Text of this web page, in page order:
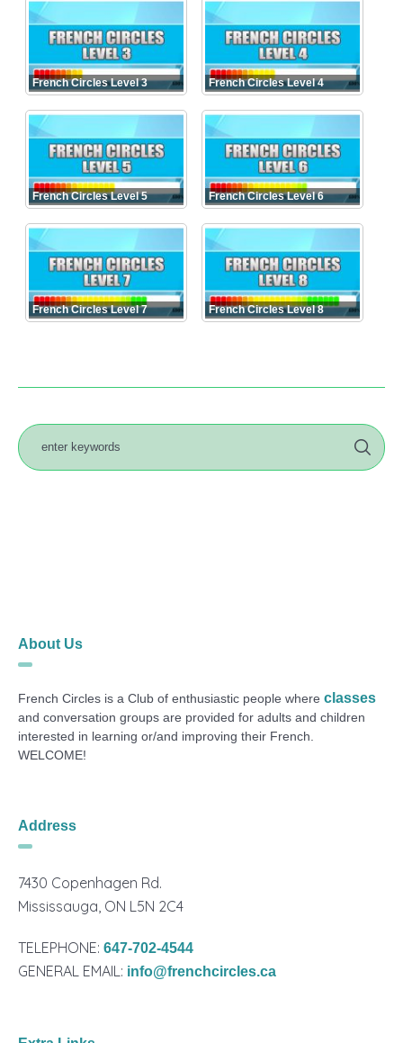
French Circles Level 3 French Circles Level 4
French Circles Level 5 French Circles Level 6
French Circles Level 7 French Circles Level 8
About Us
French Circles is a Club of enthusiastic people whereclasses
and conversation groups are provided for adults and children
interested in learning or/and improving their French.
WELCOME!
Address
7430 Copenhagen Rd.
Mississauga, ON L5N 2C4
TELEPHONE:647-702-4544
GENERAL EMAIL: info@frenchcircles.ca